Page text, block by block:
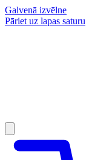
Galvenā izvēlne
Pāriet uz lapas saturu